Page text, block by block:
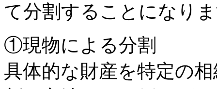
て分割することになり
①現物による分割
具体的な財産を特定の